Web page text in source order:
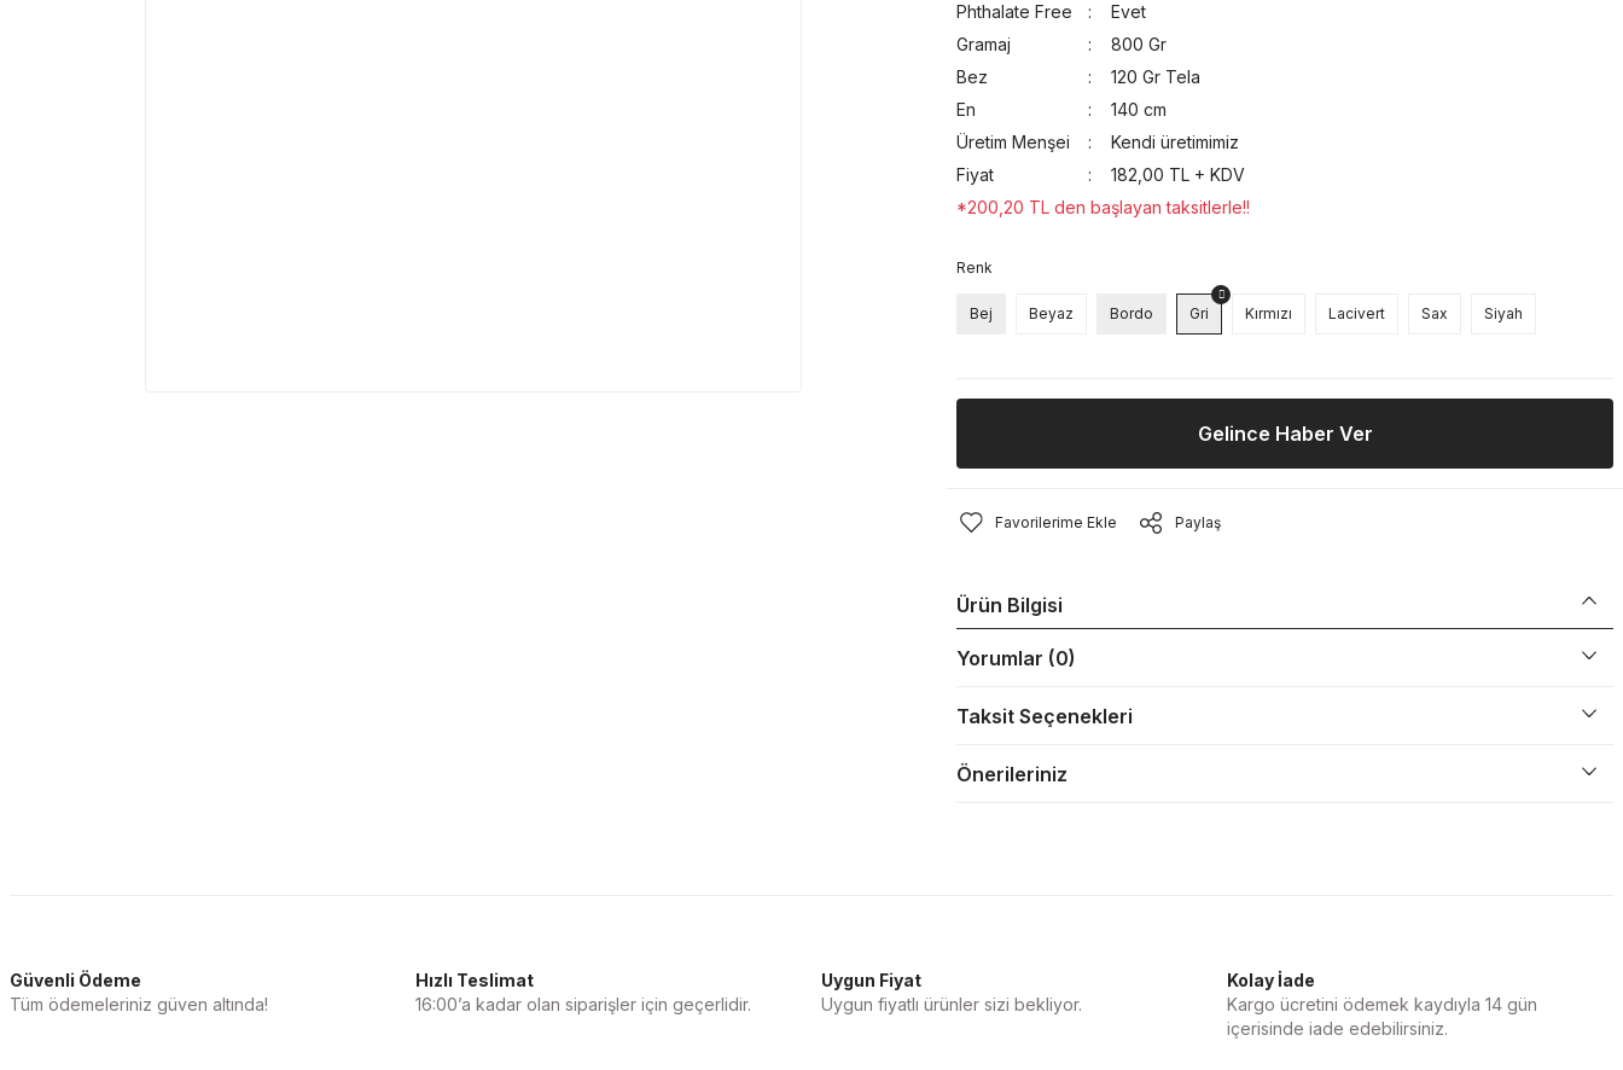
Phthalate Free
Evet
Gramaj
800 Gr
Bez
120 Gr Tela
En
140 cm
Üretim Menşei
Kendi üretimimiz
Fiyat
182,00 TL + KDV
*200,20 TL den başlayan taksitlerle!!
Renk
Bej Beyaz Bordo Gri Kırmızı Lacivert Sax Siyah
Gelince Haber Ver
Paylaş
Ürün Bilgisi
Yorumlar (0)
Taksit Seçenekleri
Önerileriniz
Güvenli Ödeme
Tüm ödemeleriniz güven altında!
Hızlı Teslimat
16:00’a kadar olan siparişler için geçerlidir.
Uygun Fiyat
Uygun fiyatlı ürünler sizi bekliyor.
Kolay İade
Kargo ücretini ödemek kaydıyla 14 gün
içerisinde iade edebilirsiniz.